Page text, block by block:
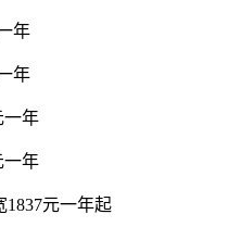
年
年
一年
一年
1837元一年起